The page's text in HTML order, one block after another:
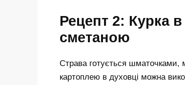
Рецепт 2: Курка в
сметаною
Страва готується шматочками,
картоплею в духовці можна